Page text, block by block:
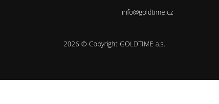
info@goldtime.cz
2026 © Copyright GOLDTIME a.s.